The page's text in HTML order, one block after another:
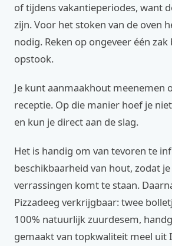
of tijdens vakantieperiodes, want
zijn. Voor het stoken van de oven
nodig. Reken op ongeveer één
opstook.
Je kunt aanmaakhout meenemen
receptie. Op die manier hoef je
en kun je direct aan de slag.
Het is handig om van tevoren te
beschikbaarheid van hout, zodat
verrassingen komt te staan.
Pizzadeeg verkrijgbaar: twee
100% natuurlijk zuurdesem,
gemaakt van topkwaliteit meel uit